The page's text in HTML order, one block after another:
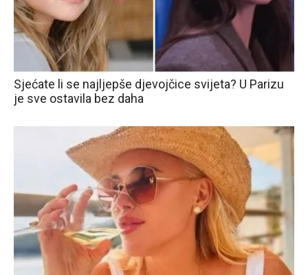
Sjećate li se najljepše djevojčice svijeta? U Parizu
je sve ostavila bez daha